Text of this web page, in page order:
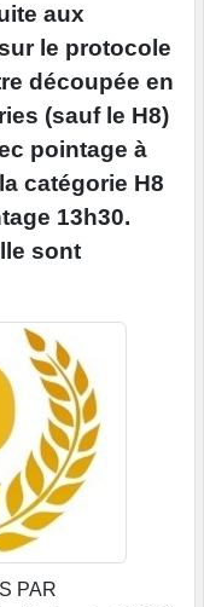
aux
le protocole
découpée en
(sauf le H8)
pointage à
catégorie H8
13h30.
sont
PAR